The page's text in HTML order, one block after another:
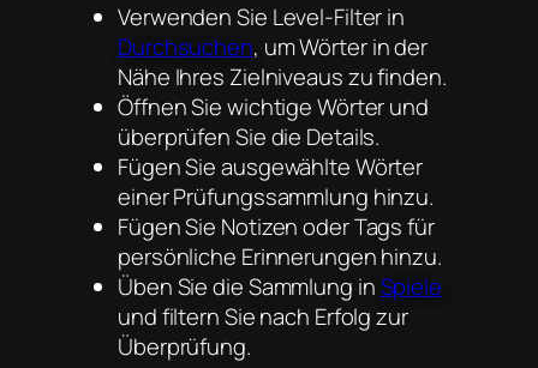
Verwenden Sie Level-Filter in
Durchsuchen, um Wörter in der
Nähe Ihres Zielniveaus zu finden.
Öffnen Sie wichtige Wörter und
überprüfen Sie die Details.
Fügen Sie ausgewählte Wörter
einer Prüfungssammlung hinzu.
Fügen Sie Notizen oder Tags für
persönliche Erinnerungen hinzu.
Üben Sie die Sammlung inSpiele
und filtern Sie nach Erfolg zur
Überprüfung.